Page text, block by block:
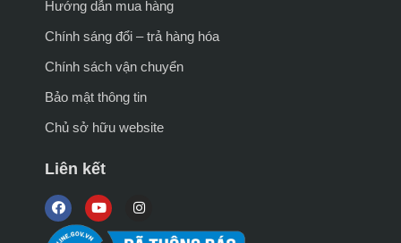
Hướng dẫn mua hàng
Chính sáng đổi – trả hàng hóa
Chính sách vận chuyển
Bảo mật thông tin
Chủ sở hữu website
Liên kết